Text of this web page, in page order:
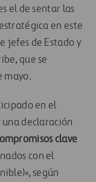
el de sentar las
en este
jefes de Estado y
que se
mayo.
en el
declaración
clave
con el
según